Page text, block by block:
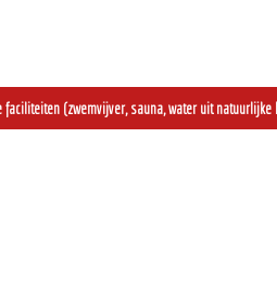
faciliteiten (zwemvijver, sauna, water uit natuurlijke